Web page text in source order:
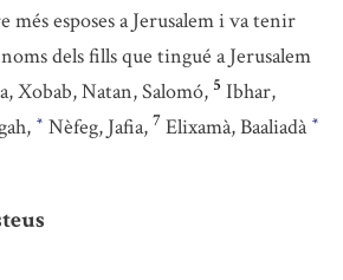
esposes a Jerusalem i va tenir
dels fills que tingué a Jerusalem
Xobab, Natan, Salomó, 5 Ibhar,
* Nèfeg, Jafia, 7 Elixamà, Baaliadà *